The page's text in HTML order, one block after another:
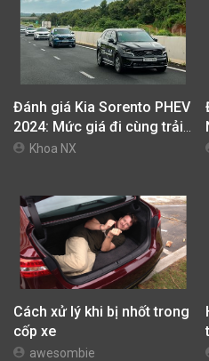
Đánh giá Kia Sorento PHEV
2024: Mức giá đi cùng trải
nghiệm vận hành khác biệt
Khoa NX
Cách xử lý khi bị nhốt trong
cốp xe
awesombie